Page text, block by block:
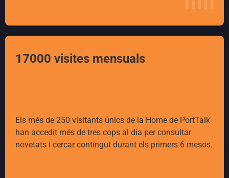
17000 visites mensuals
Els més de 250 visitants únics de la Home de PortTalk
han accedit més de tres cops al dia per consultar
novetats i cercar contingut durant els primers 6 mesos.